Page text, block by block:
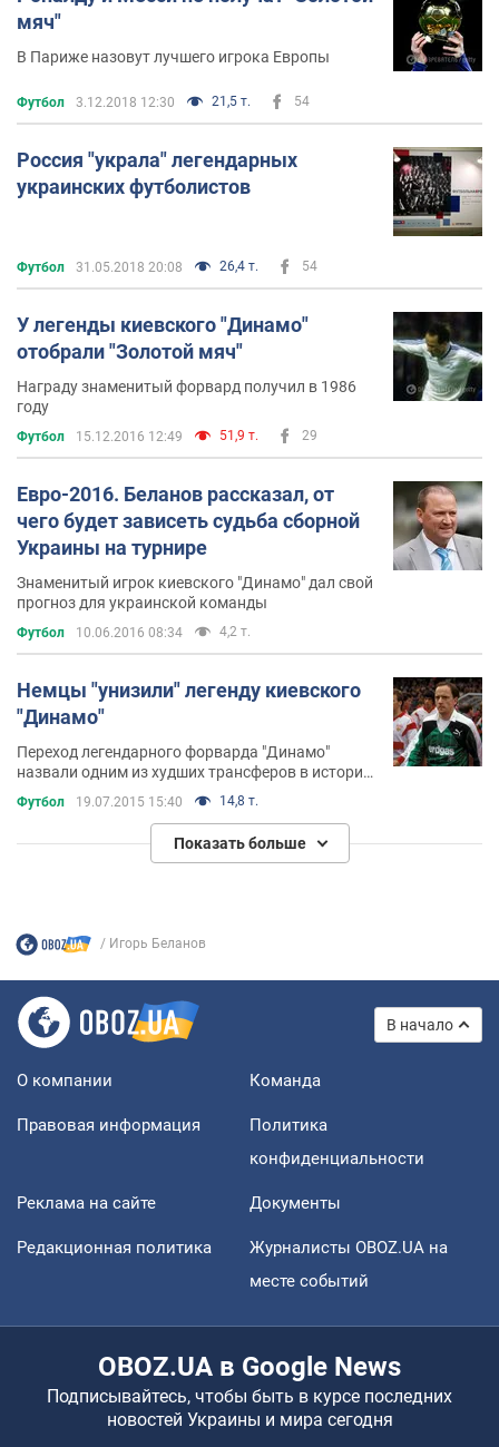
мяч"
В Париже назовут лучшего игрока Европы
Футбол 3.12.2018 12:30 21,5 т. 54
Россия "украла" легендарных
украинских футболистов
Футбол 31.05.2018 20:08 26,4 т. 54
У легенды киевского "Динамо"
отобрали "Золотой мяч"
Награду знаменитый форвард получил в 1986
году
Футбол 15.12.2016 12:49 51,9 т. 29
Евро-2016. Беланов рассказал, от
чего будет зависеть судьба сборной
Украины на турнире
Знаменитый игрок киевского "Динамо" дал свой
прогноз для украинской команды
Футбол 10.06.2016 08:34 4,2 т.
Немцы "унизили" легенду киевского
"Динамо"
Переход легендарного форварда "Динамо"
назвали одним из худших трансферов в истории
Футбол 19.07.2015 15:40 14,8 т.
Показать больше
Игорь Беланов
В начало
О компании Команда
Правовая информация
Политика
конфиденциальности
Реклама на сайте Документы
Редакционная политика
Журналисты OBOZ.UA на
месте событий
OBOZ.UA в Google News
Подписывайтесь, чтобы быть в курсе последних
новостей Украины и мира сегодня